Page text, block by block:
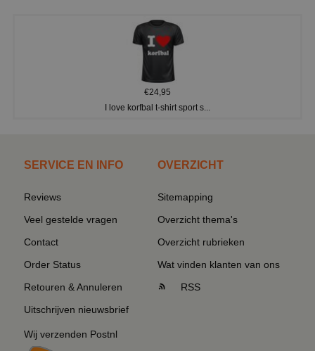
€24,95
I love korfbal t-shirt sport s...
SERVICE EN INFO
Reviews
Veel gestelde vragen
Contact
Order Status
Retouren & Annuleren
Uitschrijven nieuwsbrief
Wij verzenden Postnl
OVERZICHT
Sitemapping
Overzicht thema's
Overzicht rubrieken
Wat vinden klanten van ons
RSS